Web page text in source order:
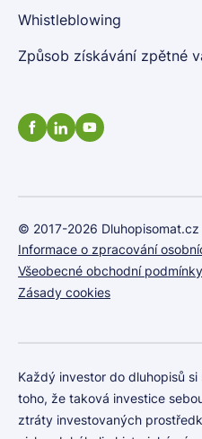
Whistleblowing
Způsob získávání zpětné
© 2017-2026 Dluhopisomat.cz
Informace o zpracování
Všeobecné obchodní podmínky
Zásady cookies
Každý investor do dluhopisů
toho, že taková investice
ztráty investovaných